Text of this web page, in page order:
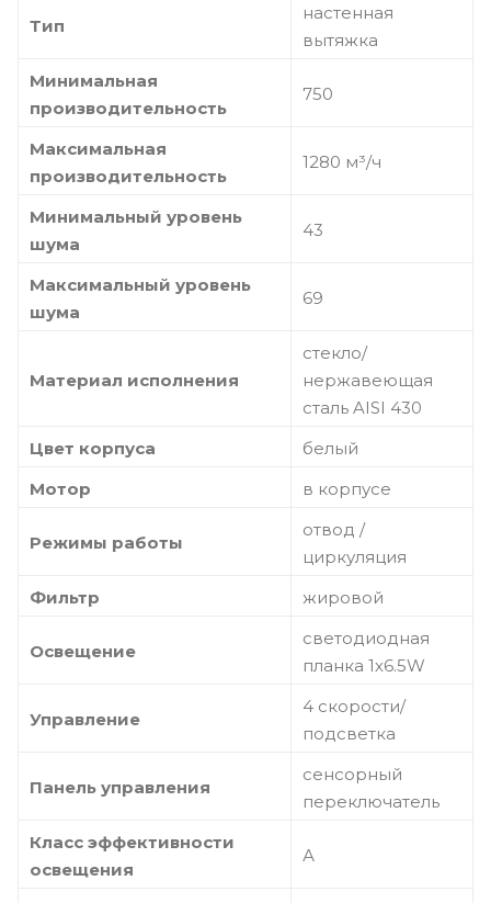
Тип
настенная
вытяжка
Минимальная
производительность
750
Максимальная
производительность
1280 м³/ч
Минимальный уровень
шума
43
Максимальный уровень
шума
69
Материал исполнения
стекло/
нержавеющая
сталь AISI 430
Цвет корпуса
белый
Мотор
в корпусе
Режимы работы
отвод /
циркуляция
Фильтр
жировой
Освещение
светодиодная
планка 1х6.5W
Управление
4 скорости/
подсветка
Панель управления
сенсорный
переключатель
Класс эффективности
освещения
А